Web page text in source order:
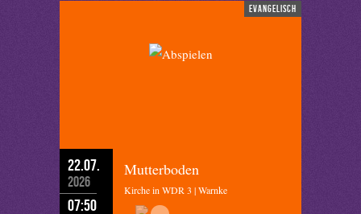
evangelisch
22.07.
2026
07:50
Mutterboden
Kirche in WDR 3 | Warnke